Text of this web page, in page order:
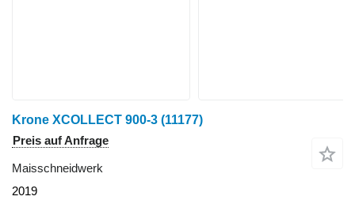
Krone XCOLLECT 900-3 (11177)
Preis auf Anfrage
Maisschneidwerk
2019